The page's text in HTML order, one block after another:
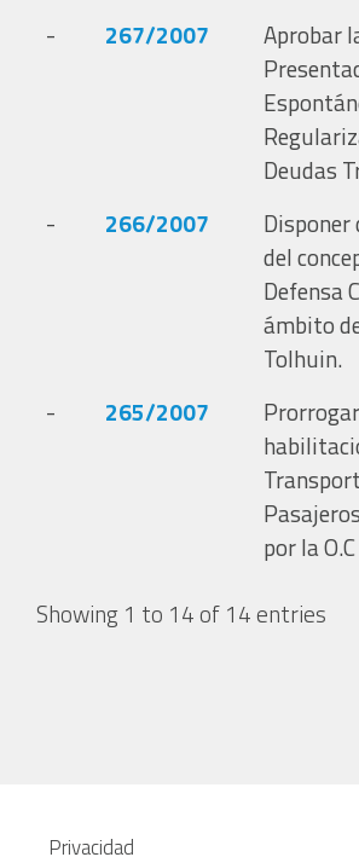
- 267/2007
Aprobar
Deudas
- 266/2007
del
Defensa
ámbito
Tolhuin.
- 265/2007
por la
Showing 1 to 14 of 14 entries
Privacidad